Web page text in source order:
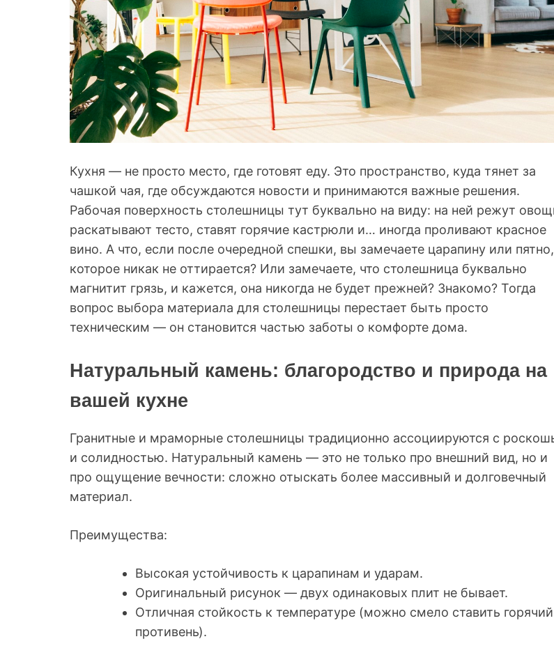
Кухня — не просто место, где готовят еду. Это пространство, куда тянет за
чашкой чая, где обсуждаются новости и принимаются важные решения.
Рабочая поверхность столешницы тут буквально на виду: на ней режут
раскатывают тесто, ставят горячие кастрюли и… иногда проливают красное
вино. А что, если после очередной спешки, вы замечаете царапину или пятно,
которое никак не оттирается? Или замечаете, что столешница буквально
магнитит грязь, и кажется, она никогда не будет прежней? Знакомо? Тогда
вопрос выбора материала для столешницы перестает быть просто
техническим — он становится частью заботы о комфорте дома.
Натуральный камень: благородство и природа на
вашей кухне
Гранитные и мраморные столешницы традиционно ассоциируются с
и солидностью. Натуральный камень — это не только про внешний вид, но и
про ощущение вечности: сложно отыскать более массивный и долговечный
материал.
Преимущества:
Высокая устойчивость к царапинам и ударам.
Оригинальный рисунок — двух одинаковых плит не бывает.
Отличная стойкость к температуре (можно смело ставить горячий
противень).